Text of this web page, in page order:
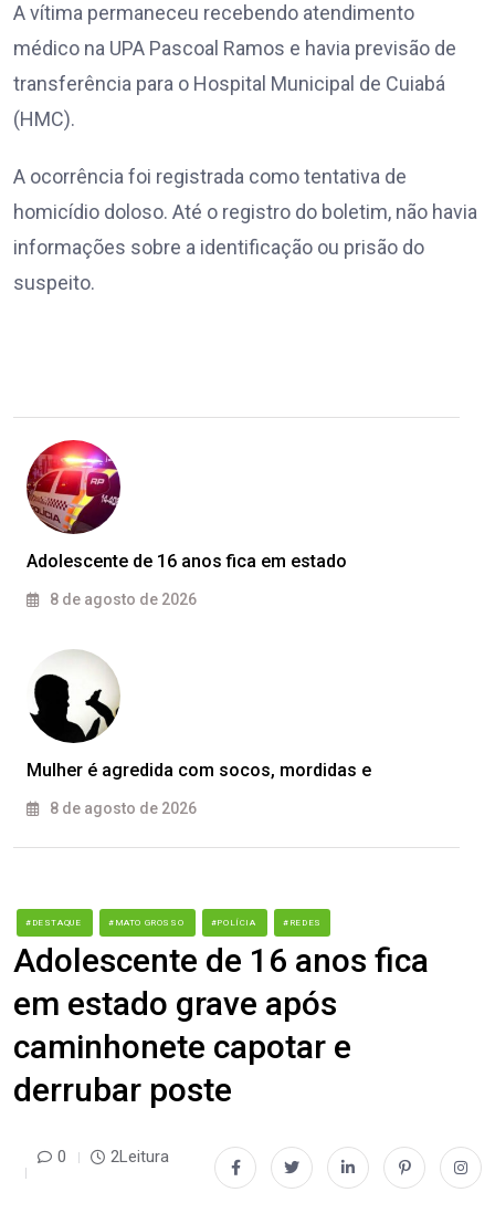
A vítima permaneceu recebendo atendimento
médico na UPA Pascoal Ramos e havia previsão de
transferência para o Hospital Municipal de Cuiabá
(HMC).
A ocorrência foi registrada como tentativa de
homicídio doloso. Até o registro do boletim, não havia
informações sobre a identificação ou prisão do
suspeito.
Adolescente de 16 anos fica em estado
8 de agosto de 2026
Mulher é agredida com socos, mordidas e
8 de agosto de 2026
#DESTAQUE #MATO GROSSO #POLÍCIA #REDES
Adolescente de 16 anos fica
em estado grave após
caminhonete capotar e
derrubar poste
0 2Leitura